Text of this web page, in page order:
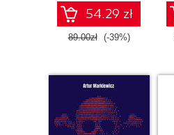
54.29 zł
89.00zł (-39%)